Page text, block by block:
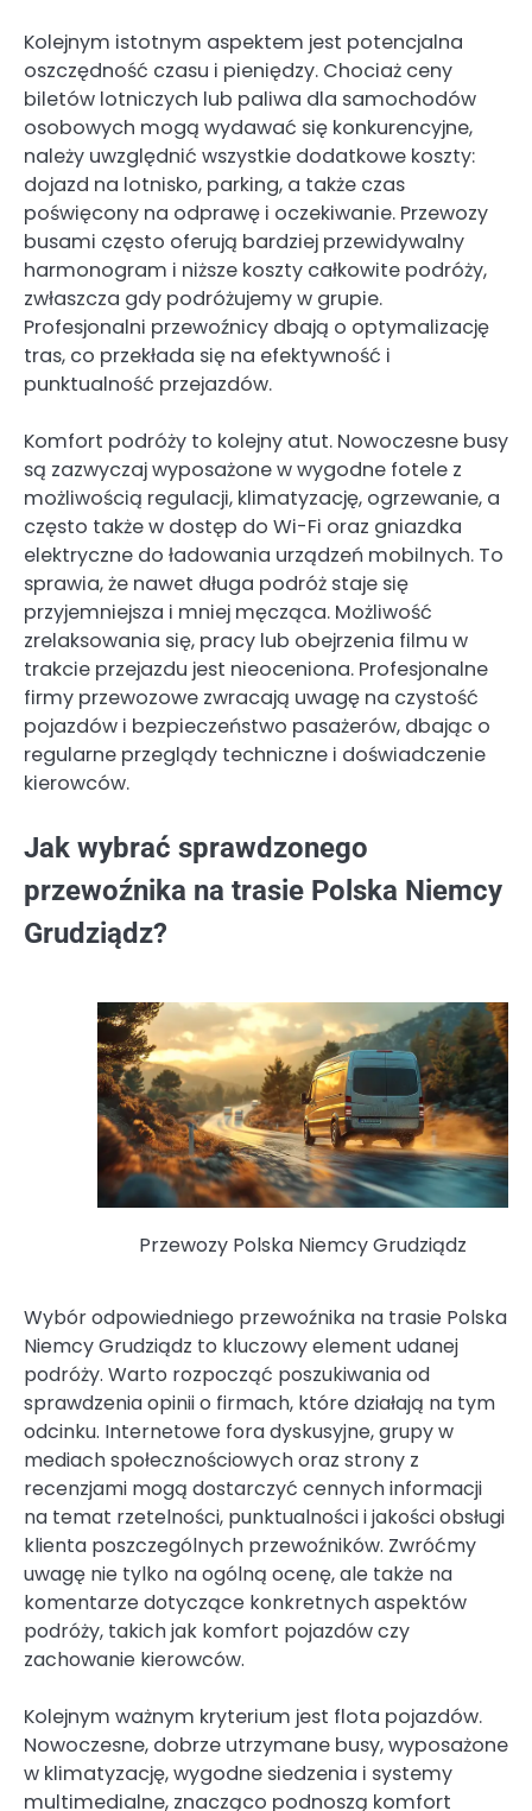
Kolejnym istotnym aspektem jest potencjalna
oszczędność czasu i pieniędzy. Chociaż ceny
biletów lotniczych lub paliwa dla samochodów
osobowych mogą wydawać się konkurencyjne,
należy uwzględnić wszystkie dodatkowe koszty:
dojazd na lotnisko, parking, a także czas
poświęcony na odprawę i oczekiwanie. Przewozy
busami często oferują bardziej przewidywalny
harmonogram i niższe koszty całkowite podróży,
zwłaszcza gdy podróżujemy w grupie.
Profesjonalni przewoźnicy dbają o optymalizację
tras, co przekłada się na efektywność i
punktualność przejazdów.
Komfort podróży to kolejny atut. Nowoczesne busy
są zazwyczaj wyposażone w wygodne fotele z
możliwością regulacji, klimatyzację, ogrzewanie, a
często także w dostęp do Wi-Fi oraz gniazdka
elektryczne do ładowania urządzeń mobilnych. To
sprawia, że nawet długa podróż staje się
przyjemniejsza i mniej męcząca. Możliwość
zrelaksowania się, pracy lub obejrzenia filmu w
trakcie przejazdu jest nieoceniona. Profesjonalne
firmy przewozowe zwracają uwagę na czystość
pojazdów i bezpieczeństwo pasażerów, dbając o
regularne przeglądy techniczne i doświadczenie
kierowców.
Jak wybrać sprawdzonego
przewoźnika na trasie Polska Niemcy
Grudziądz?
Przewozy Polska Niemcy Grudziądz
Wybór odpowiedniego przewoźnika na trasie Polska
Niemcy Grudziądz to kluczowy element udanej
podróży. Warto rozpocząć poszukiwania od
sprawdzenia opinii o firmach, które działają na tym
odcinku. Internetowe fora dyskusyjne, grupy w
mediach społecznościowych oraz strony z
recenzjami mogą dostarczyć cennych informacji
na temat rzetelności, punktualności i jakości obsługi
klienta poszczególnych przewoźników. Zwróćmy
uwagę nie tylko na ogólną ocenę, ale także na
komentarze dotyczące konkretnych aspektów
podróży, takich jak komfort pojazdów czy
zachowanie kierowców.
Kolejnym ważnym kryterium jest flota pojazdów.
Nowoczesne, dobrze utrzymane busy, wyposażone
w klimatyzację, wygodne siedzenia i systemy
multimedialne, znacząco podnoszą komfort